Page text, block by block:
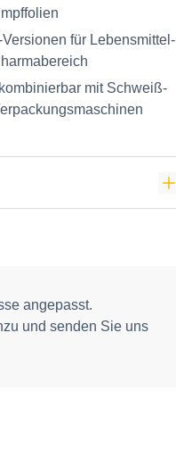
für Lebensmittel‑
mit Schweiß‑
angepasst.
und senden Sie uns